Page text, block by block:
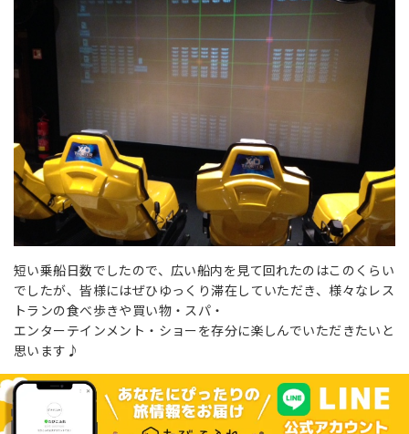
短い乗船日数でしたので、広い船内を見て回れたのはこのくらい
でしたが、皆様にはぜひゆっくり滞在していただき、様々なレス
トランの食べ歩きや買い物・スパ・
エンターテインメント・ショーを存分に楽しんでいただきたいと
思います♪